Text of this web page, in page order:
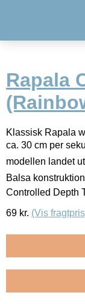
Rapala
Klassisk Rapala
ca. 30 cm per
modellen landet
Balsa
Controlled Depth
69 kr. (Vis